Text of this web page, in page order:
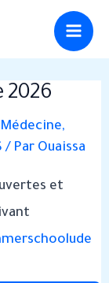
Main
2026
,
/ Par Ouaissa
et